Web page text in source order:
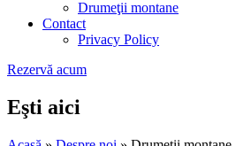
Drumeţii montane
Contact
Privacy Policy
Rezervă acum
Eşti aici